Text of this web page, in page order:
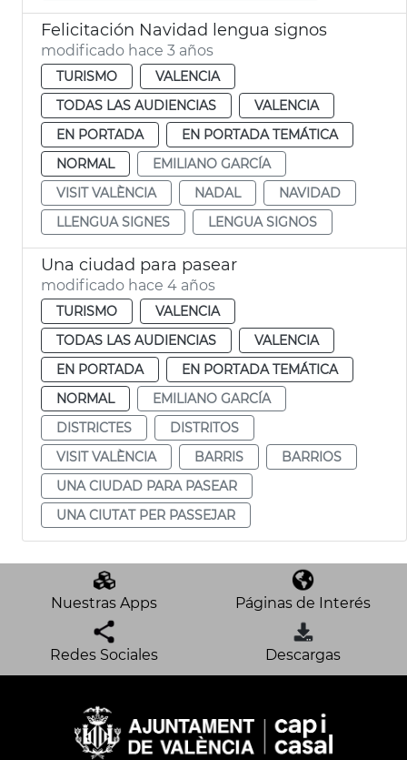
Felicitación Navidad lengua signos
modificado hace 3 años
TURISMO
VALENCIA
TODAS LAS AUDIENCIAS
VALENCIA
EN PORTADA
EN PORTADA TEMÁTICA
NORMAL
EMILIANO GARCÍA
VISIT VALÈNCIA
NADAL
NAVIDAD
LLENGUA SIGNES
LENGUA SIGNOS
Una ciudad para pasear
modificado hace 4 años
TURISMO
VALENCIA
TODAS LAS AUDIENCIAS
VALENCIA
EN PORTADA
EN PORTADA TEMÁTICA
NORMAL
EMILIANO GARCÍA
DISTRICTES
DISTRITOS
VISIT VALÈNCIA
BARRIS
BARRIOS
UNA CIUDAD PARA PASEAR
UNA CIUTAT PER PASSEJAR
Nuestras Apps Páginas de Interés
Redes Sociales Descargas